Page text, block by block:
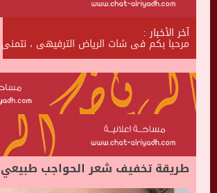
آخر الأخبار :
طريقة تخفيف شعر الحواجب طبيعي